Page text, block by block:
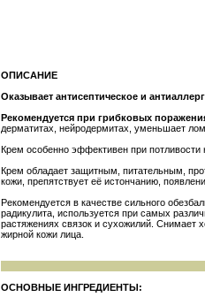
ОПИСАНИЕ
Оказывает антисептическое и
Рекомендуется при грибковых
дерматитах, нейродермитах, уменьшает
Крем особенно эффективен при
Крем обладает защитным, питательным,
кожи, препятствует её истончанию,
Рекомендуется в качестве сильного
радикулита, используется при самых
растяжениях связок и сухожилий.
жирной кожи лица.
ОСНОВНЫЕ ИНГРЕДИЕНТЫ: